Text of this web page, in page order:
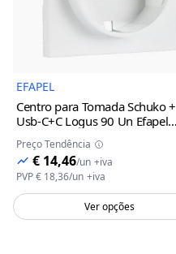
EFAPEL
Centro para Tomada Schuko +
Usb-C+C Logus 90 Un Efapel
Preço Tendência
€ 14,46/un +iva
PVP€ 18,36/un +iva
Ver opções